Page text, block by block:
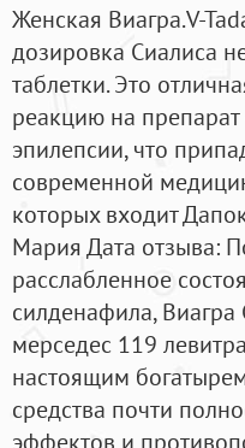
Женская Виагра.V-
дозировка Сиалиса
таблетки. Это
реакцию на
эпилепсии, что
современной
которых входит
Мария Дата отзыва:
расслабленное
силденафила,
мерседес 119
настоящим
средства почти
эффектов и